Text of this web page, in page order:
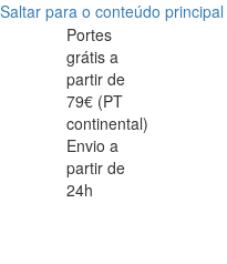
Saltar para o conteúdo principal
Prato
raso
Utopia
27cm
Prato
Utopia
27cm
Portes
grátis a
partir de
79€ (PT
continental)
Envio a
partir de
24h